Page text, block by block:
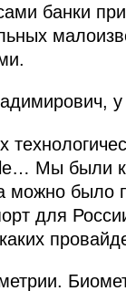
банки
у
Мы были
можно было
для